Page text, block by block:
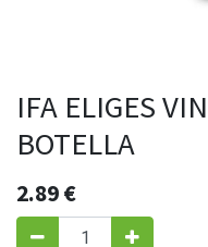
IFA ELIGES
BOTELLA
2.89€